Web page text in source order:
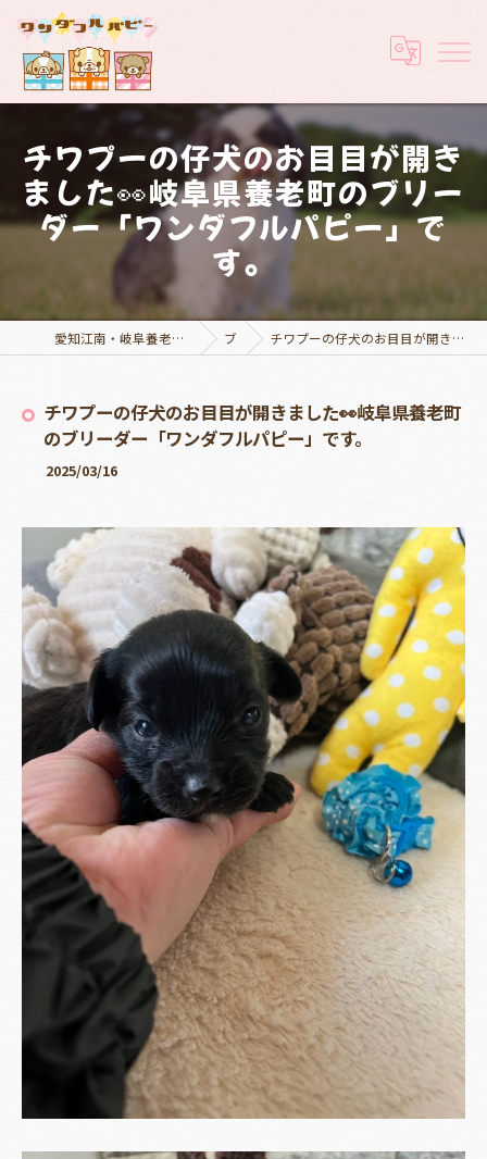
チワプーの仔犬のお目目が開き
ました👀岐阜県養老町のブリー
ダー「ワンダフルパピー」で
す。
愛知江南・岐阜養老でブリーダーなら実績豊富なワンダフルパピー ブログ チワプーの仔犬のお目目が開きました👀岐阜県養老町のブリーダー「ワンダフルパピー」です。
チワプーの仔犬のお目目が開きました👀岐阜県養老町
のブリーダー「ワンダフルパピー」です。
2025/03/16